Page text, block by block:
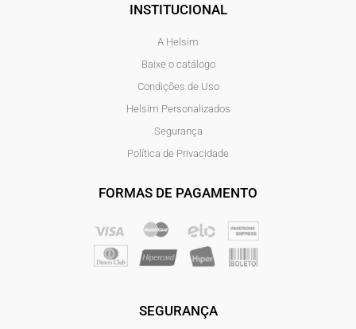
INSTITUCIONAL
A Helsim
Baixe o catálogo
Condições de Uso
Helsim Personalizados
Segurança
Política de Privacidade
FORMAS DE PAGAMENTO
SEGURANÇA